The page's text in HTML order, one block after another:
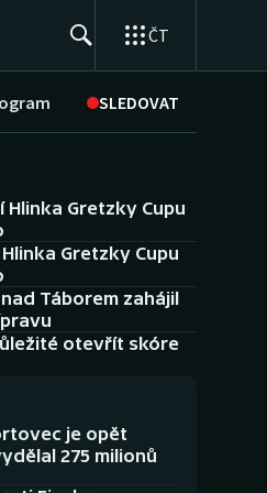
ČT
SLEDOVAT
Hlinka Gretzky Cupu
Gretzky Cupu
Táborem zahájil
otevřít skóre
je opět
275 milionů